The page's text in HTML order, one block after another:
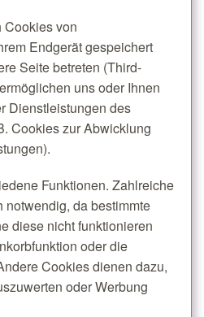
Cookies von
Endgerät gespeichert
Seite betreten (Third-
uns oder Ihnen
Dienstleistungen des
Cookies zur Abwicklung
Funktionen. Zahlreiche
da bestimmte
diese nicht funktionieren
oder die
Cookies dienen dazu,
oder Werbung